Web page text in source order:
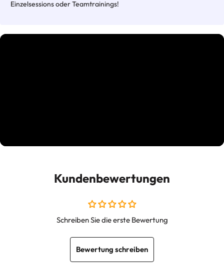
Einzelsessions oder Teamtrainings!
Kundenbewertungen
Schreiben Sie die erste Bewertung
Bewertung schreiben